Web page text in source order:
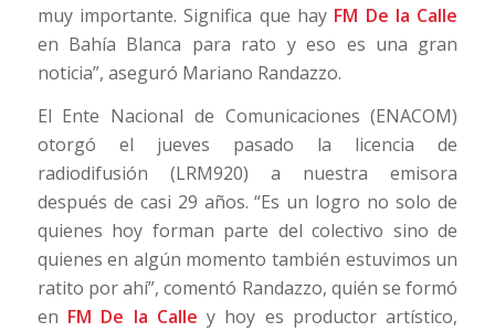
muy importante. Significa que hay FM De la Calle
en Bahía Blanca para rato y eso es una gran
noticia”, aseguró Mariano Randazzo.
El Ente Nacional de Comunicaciones (ENACOM)
otorgó el jueves pasado la licencia de
radiodifusión (LRM920) a nuestra emisora
después de casi 29 años. “Es un logro no solo de
quienes hoy forman parte del colectivo sino de
quienes en algún momento también estuvimos un
ratito por ahí”, comentó Randazzo, quién se formó
en FM De la Calle y hoy es productor artístico,